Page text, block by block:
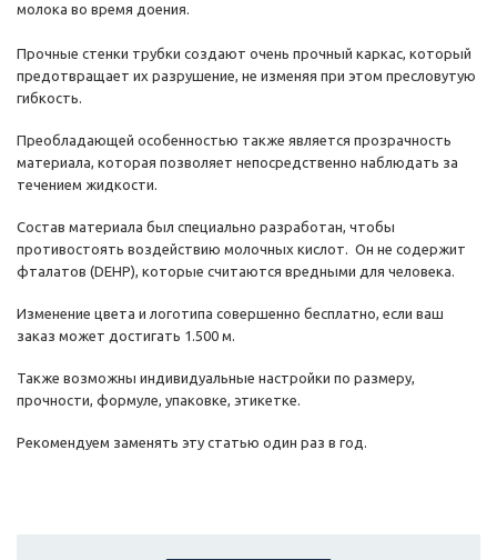
молока во время доения.
Прочные стенки трубки создают очень прочный каркас, который
предотвращает их разрушение, не изменяя при этом пресловутую
гибкость.
Преобладающей особенностью также является прозрачность
материала, которая позволяет непосредственно наблюдать за
течением жидкости.
Состав материала был специально разработан, чтобы
противостоять воздействию молочных кислот. Он не содержит
фталатов (DEHP), которые считаются вредными для человека.
Изменение цвета и логотипа совершенно бесплатно, если ваш
заказ может достигать 1.500 м.
Также возможны индивидуальные настройки по размеру,
прочности, формуле, упаковке, этикетке.
Рекомендуем заменять эту статью один раз в год.